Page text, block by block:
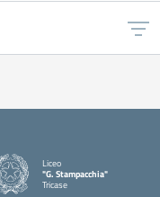
Liceo
"G. Stampacchia"
Tricase